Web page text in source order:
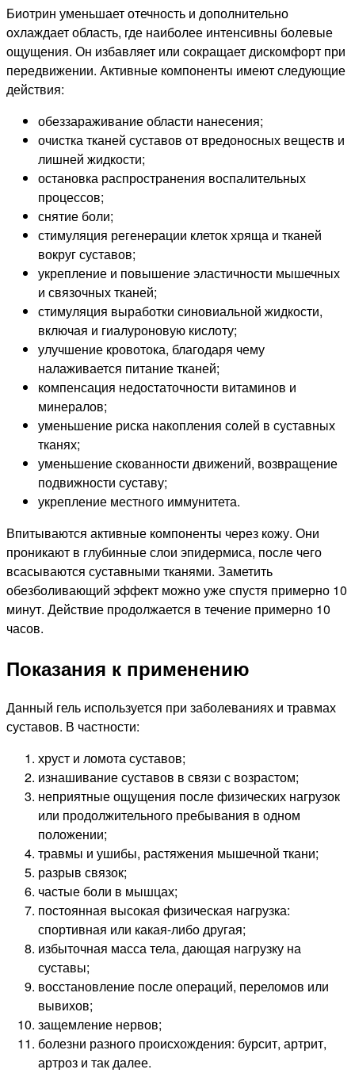
Биотрин уменьшает отечность и дополнительно
охлаждает область, где наиболее интенсивны болевые
ощущения. Он избавляет или сокращает дискомфорт при
передвижении. Активные компоненты имеют следующие
действия:
обеззараживание области нанесения;
очистка тканей суставов от вредоносных веществ и
лишней жидкости;
остановка распространения воспалительных
процессов;
снятие боли;
стимуляция регенерации клеток хряща и тканей
вокруг суставов;
укрепление и повышение эластичности мышечных
и связочных тканей;
стимуляция выработки синовиальной жидкости,
включая и гиалуроновую кислоту;
улучшение кровотока, благодаря чему
налаживается питание тканей;
компенсация недостаточности витаминов и
минералов;
уменьшение риска накопления солей в суставных
тканях;
уменьшение скованности движений, возвращение
подвижности суставу;
укрепление местного иммунитета.
Впитываются активные компоненты через кожу. Они
проникают в глубинные слои эпидермиса, после чего
всасываются суставными тканями. Заметить
обезболивающий эффект можно уже спустя примерно 10
минут. Действие продолжается в течение примерно 10
часов.
Показания к применению
Данный гель используется при заболеваниях и травмах
суставов. В частности:
хруст и ломота суставов;
изнашивание суставов в связи с возрастом;
неприятные ощущения после физических нагрузок
или продолжительного пребывания в одном
положении;
травмы и ушибы, растяжения мышечной ткани;
разрыв связок;
частые боли в мышцах;
постоянная высокая физическая нагрузка:
спортивная или какая-либо другая;
избыточная масса тела, дающая нагрузку на
суставы;
восстановление после операций, переломов или
вывихов;
защемление нервов;
болезни разного происхождения: бурсит, артрит,
артроз и так далее.